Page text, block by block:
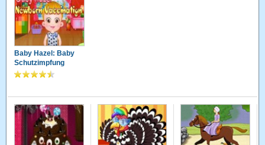
Baby Hazel: Baby
Schutzimpfung